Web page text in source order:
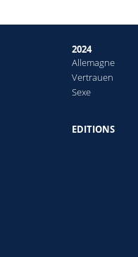
2024
Allemagne
Vertrauen
Sexe
EDITIONS